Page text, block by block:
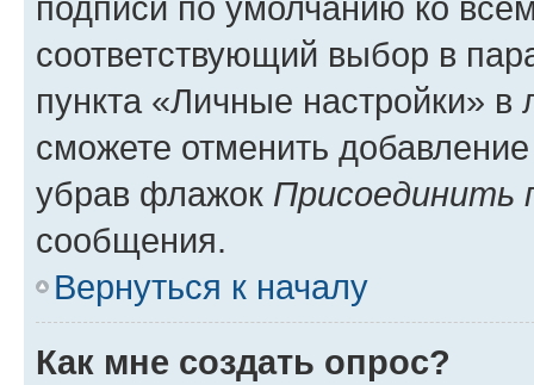
соответствующий выбор в
пункта «Личные настройки»
сможете отменить
убрав флажок Присоединить
сообщения.
Вернуться к началу
Как мне создать опрос?